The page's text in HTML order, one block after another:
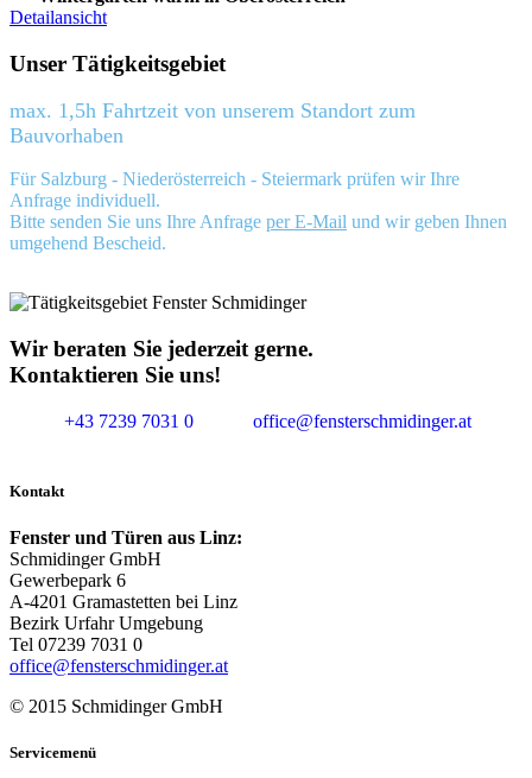
Detailansicht
Unser Tätigkeitsgebiet
max. 1,5h Fahrtzeit von unserem Standort zum
Bauvorhaben
Für Salzburg - Niederösterreich - Steiermark prüfen wir Ihre
Anfrage individuell.
Bitte senden Sie uns Ihre Anfrage per E-Mail und wir geben Ihnen
umgehend Bescheid.
Wir beraten Sie jederzeit gerne.
Kontaktieren Sie uns!
+43 7239 7031 0 office@fensterschmidinger.at
Kontakt
Fenster und Türen aus Linz:
Schmidinger GmbH
Gewerbepark 6
A-4201 Gramastetten bei Linz
Bezirk Urfahr Umgebung
Tel 07239 7031 0
office@fensterschmidinger.at
© 2015 Schmidinger GmbH
Servicemenü